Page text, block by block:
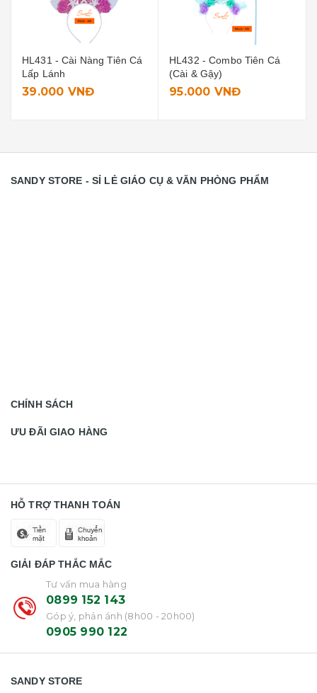
HL432 - Combo Tiên Cá
(Cài & Gậy)
95.000 VNĐ
HL429 - Cài Vương Miện
12.000 VNĐ
SANDY STORE - SỈ LẺ GIÁO CỤ & VĂN PHÒNG PHẨM
CHÍNH SÁCH
ƯU ĐÃI GIAO HÀNG
HỖ TRỢ THANH TOÁN
GIẢI ĐÁP THẮC MẮC
Tư vấn mua hàng
0899 152 143
Góp ý, phản ánh (8h00 - 20h00)
0905 990 122
SANDY STORE